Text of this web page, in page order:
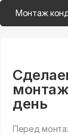
Монтаж
день
Перед